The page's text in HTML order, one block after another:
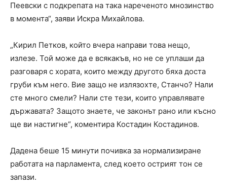
Пеевски с подкрепата на така нареченото мнозинство
в момента“, заяви Искра Михайлова.
„Кирил Петков, който вчера направи това нещо,
излезе. Той може да е всякакъв, но не се уплаши да
разговаря с хората, които между другото бяха доста
груби към него. Вие защо не излязохте, Станчо? Нали
сте много смели? Нали сте тези, които управлявате
държавата? Защото знаете, че законът рано или късно
ще ви настигне“, коментира Костадин Костадинов.
Дадена беше 15 минути почивка за нормализиране
работата на парламента, след което острият тон се
запази.